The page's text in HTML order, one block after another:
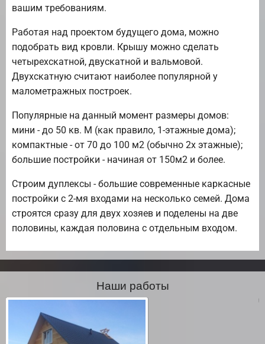
вашим требованиям.
Работая над проектом будущего дома, можно
подобрать вид кровли. Крышу можно сделать
четырехскатной, двускатной и вальмовой.
Двухскатную считают наиболее популярной у
малометражных построек.
Популярные на данный момент размеры домов:
мини - до 50 кв. М (как правило, 1-этажные дома);
компактные - от 70 до 100 м2 (обычно 2х этажные);
большие постройки - начиная от 150м2 и более.
Строим дуплексы - большие современные каркасные
постройки с 2-мя входами на несколько семей. Дома
строятся сразу для двух хозяев и поделены на две
половины, каждая половина с отдельным входом.
Наши работы